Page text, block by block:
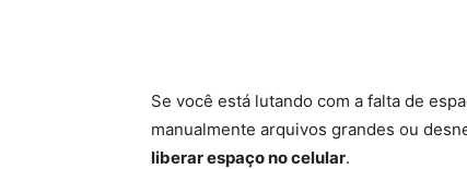
Se você está lutando com a falta de
manualmente arquivos grandes ou
liberar espaço no celular.